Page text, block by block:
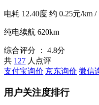
电耗 12.40度 约 0.25元/km /
纯电续航 620km
综合评分 ：
4.8分
共 127 人点评
支付宝询价 京东询价 微信
用户关注度排行